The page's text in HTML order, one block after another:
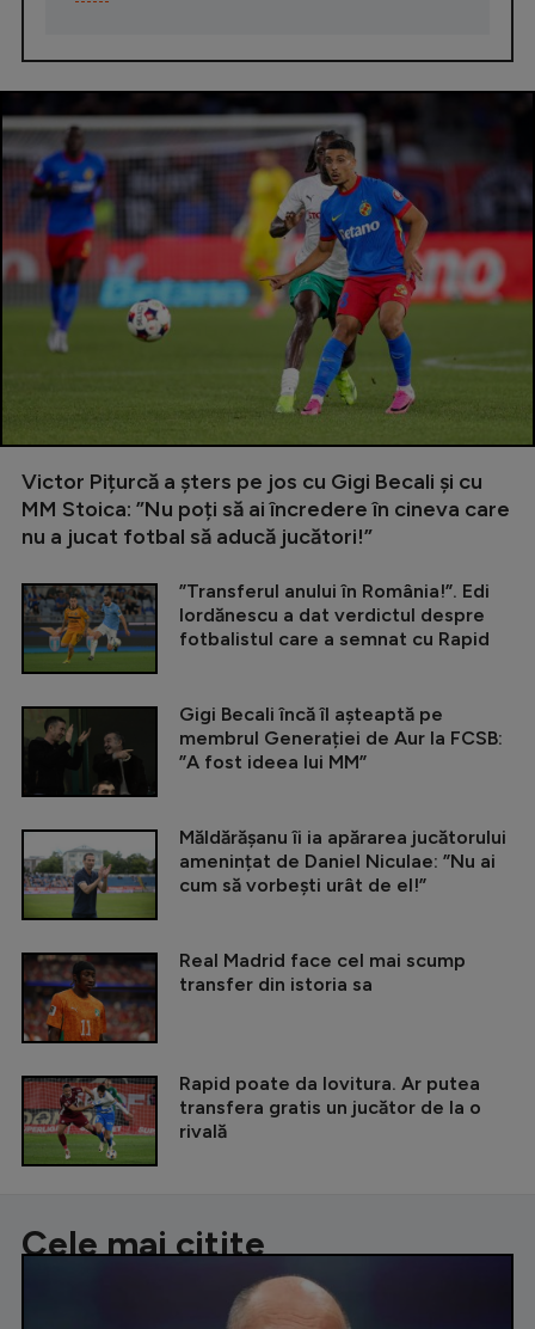
Victor Pițurcă a șters pe jos cu Gigi Becali și cu
MM Stoica: ”Nu poți să ai încredere în cineva care
nu a jucat fotbal să aducă jucători!”
”Transferul anului în România!”. Edi
Iordănescu a dat verdictul despre
fotbalistul care a semnat cu Rapid
Gigi Becali încă îl așteaptă pe
membrul Generației de Aur la FCSB:
”A fost ideea lui MM”
Măldărășanu îi ia apărarea jucătorului
amenințat de Daniel Niculae: ”Nu ai
cum să vorbești urât de el!”
Real Madrid face cel mai scump
transfer din istoria sa
Rapid poate da lovitura. Ar putea
transfera gratis un jucător de la o
rivală
Cele mai citite